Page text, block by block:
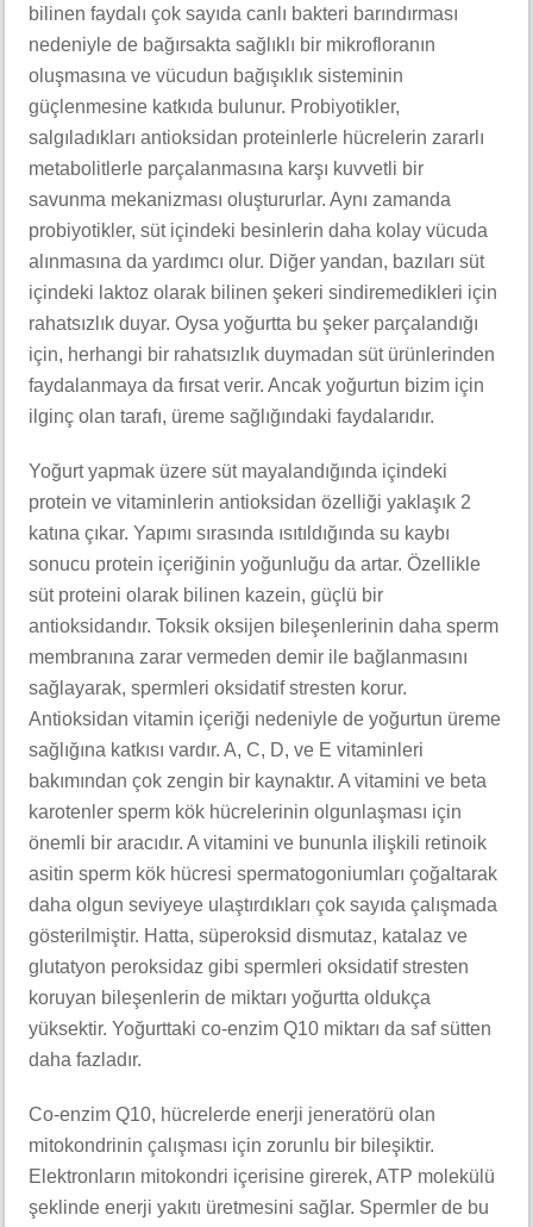
bilinen faydalı çok sayıda canlı bakteri barındırması
nedeniyle de bağırsakta sağlıklı bir mikrofloranın
oluşmasına ve vücudun bağışıklık sisteminin
güçlenmesine katkıda bulunur. Probiyotikler,
salgıladıkları antioksidan proteinlerle hücrelerin zararlı
metabolitlerle parçalanmasına karşı kuvvetli bir
savunma mekanizması oluştururlar. Aynı zamanda
probiyotikler, süt içindeki besinlerin daha kolay vücuda
alınmasına da yardımcı olur. Diğer yandan, bazıları süt
içindeki laktoz olarak bilinen şekeri sindiremedikleri için
rahatsızlık duyar. Oysa yoğurtta bu şeker parçalandığı
için, herhangi bir rahatsızlık duymadan süt ürünlerinden
faydalanmaya da fırsat verir. Ancak yoğurtun bizim için
ilginç olan tarafı, üreme sağlığındaki faydalarıdır.
Yoğurt yapmak üzere süt mayalandığında içindeki
protein ve vitaminlerin antioksidan özelliği yaklaşık 2
katına çıkar. Yapımı sırasında ısıtıldığında su kaybı
sonucu protein içeriğinin yoğunluğu da artar. Özellikle
süt proteini olarak bilinen kazein, güçlü bir
antioksidandır. Toksik oksijen bileşenlerinin daha sperm
membranına zarar vermeden demir ile bağlanmasını
sağlayarak, spermleri oksidatif stresten korur.
Antioksidan vitamin içeriği nedeniyle de yoğurtun üreme
sağlığına katkısı vardır. A, C, D, ve E vitaminleri
bakımından çok zengin bir kaynaktır. A vitamini ve beta
karotenler sperm kök hücrelerinin olgunlaşması için
önemli bir aracıdır. A vitamini ve bununla ilişkili retinoik
asitin sperm kök hücresi spermatogoniumları çoğaltarak
daha olgun seviyeye ulaştırdıkları çok sayıda çalışmada
gösterilmiştir. Hatta, süperoksid dismutaz, katalaz ve
glutatyon peroksidaz gibi spermleri oksidatif stresten
koruyan bileşenlerin de miktarı yoğurtta oldukça
yüksektir. Yoğurttaki co-enzim Q10 miktarı da saf sütten
daha fazladır.
Co-enzim Q10, hücrelerde enerji jeneratörü olan
mitokondrinin çalışması için zorunlu bir bileşiktir.
Elektronların mitokondri içerisine girerek, ATP molekülü
şeklinde enerji yakıtı üretmesini sağlar. Spermler de bu